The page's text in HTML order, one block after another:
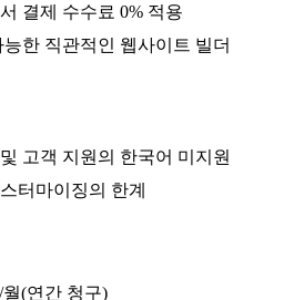
결제 수수료 0% 적용
한 직관적인 웹사이트 빌더
고객 지원의 한국어 미지원
터마이징의 한계
월(연간 청구)